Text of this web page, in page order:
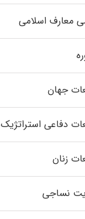
معارف اسلامی
جهان
دفاعی استراتژیک
زنان
نساجی